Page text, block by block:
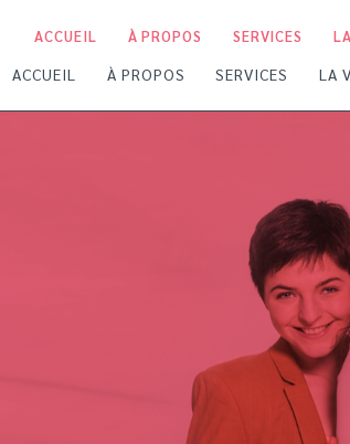
ACCUEIL À PROPOS SERVICES
ACCUEIL À PROPOS SERVICES LA